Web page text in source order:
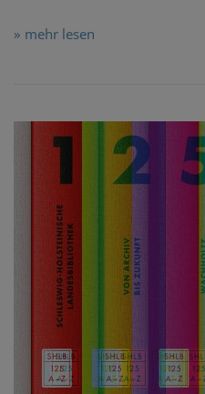
» mehr lesen